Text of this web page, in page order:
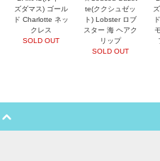
ズダマス) ゴール
ド Charlotte ネッ
クレス
SOLD OUT
te(ククシュゼッ
ト) Lobster ロブ
スター 海 ヘアク
リップ
SOLD OUT